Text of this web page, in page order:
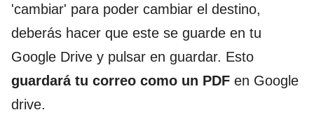
'cambiar' para poder cambiar el destino,
deberás hacer que este se guarde en tu
Google Drive y pulsar en guardar. Esto
guardará tu correo como un PDF en Google
drive.